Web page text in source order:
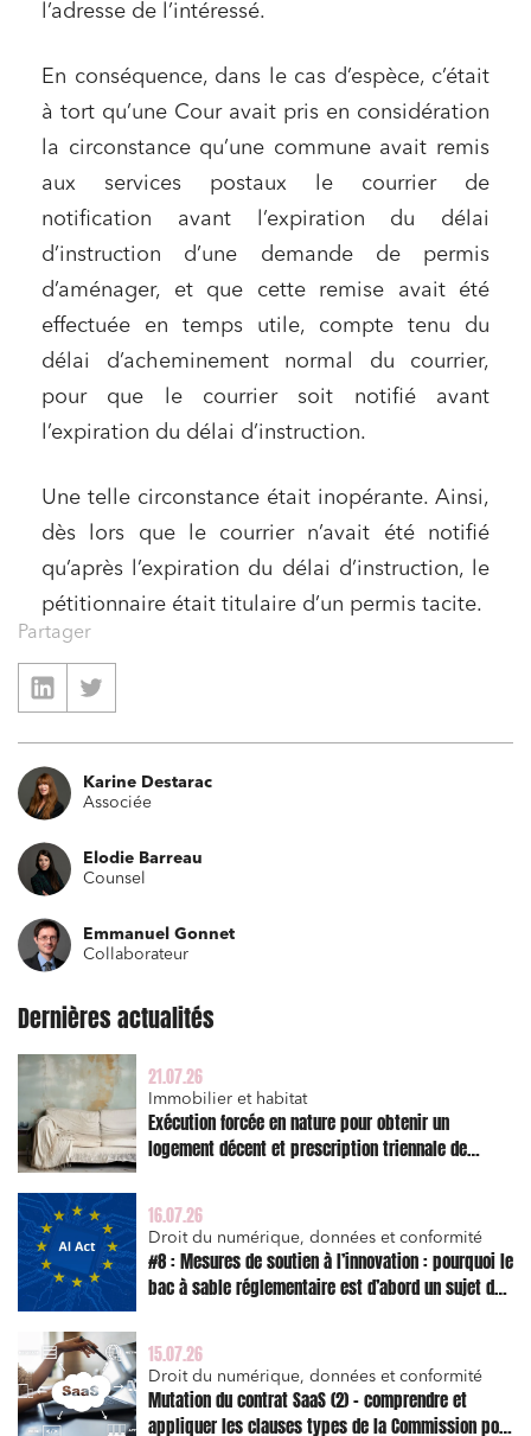
l’adresse de l’intéressé.
En conséquence, dans le cas d’espèce, c’était
à tort qu’une Cour avait pris en considération
la circonstance qu’une commune avait remis
aux services postaux le courrier de
notification avant l’expiration du délai
d’instruction d’une demande de permis
d’aménager, et que cette remise avait été
effectuée en temps utile, compte tenu du
délai d’acheminement normal du courrier,
pour que le courrier soit notifié avant
l’expiration du délai d’instruction.
Une telle circonstance était inopérante. Ainsi,
dès lors que le courrier n’avait été notifié
qu’après l’expiration du délai d’instruction, le
pétitionnaire était titulaire d’un permis tacite.
Partager
Karine Destarac
Associée
Elodie Barreau
Counsel
Emmanuel Gonnet
Collaborateur
Dernières actualités
21.07.26
Immobilier et habitat
Exécution forcée en nature pour obtenir un
logement décent et prescription triennale de
16.07.26
Droit du numérique, données et conformité
#8 : Mesures de soutien à l’innovation : pourquoi le
bac à sable réglementaire est d’abord un sujet de
15.07.26
Droit du numérique, données et conformité
Mutation du contrat SaaS (2) – comprendre et
appliquer les clauses types de la Commission pour
Relations commerciales et contrats
Associations et acteurs de l’économie sociale et
solidaire
Media et édition
Immobilier et habitat
Entreprises du numérique
Établissements financiers